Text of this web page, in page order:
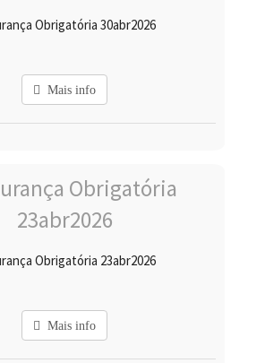
Obrigatória 30abr2026
Mais info
Obrigatória 23abr2026
Mais info